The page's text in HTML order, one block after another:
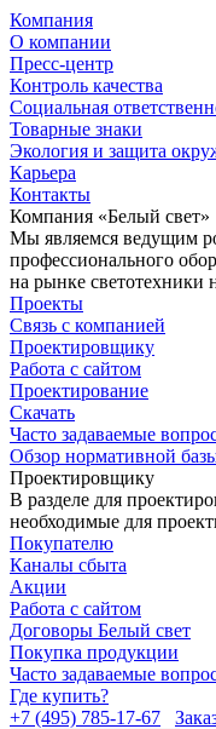
Компания
О компании
Пресс-центр
Контроль качества
Социальная
Товарные знаки
Экология и защита
Карьера
Контакты
Компания «Белый свет»
Мы являемся ведущим
профессионального
на рынке
Проекты
Связь с компанией
Проектировщику
Работа с сайтом
Проектирование
Скачать
Часто задаваемые
Обзор нормативной
Проектировщику
В разделе для
необходимые для
Покупателю
Каналы сбыта
Акции
Работа с сайтом
Договоры Белый свет
Покупка продукции
Часто задаваемые
Где купить?
+7 (495) 785-17-67